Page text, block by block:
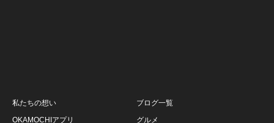
私たちの想い
OKAMOCHIアプリ
ブログ一覧
グルメ